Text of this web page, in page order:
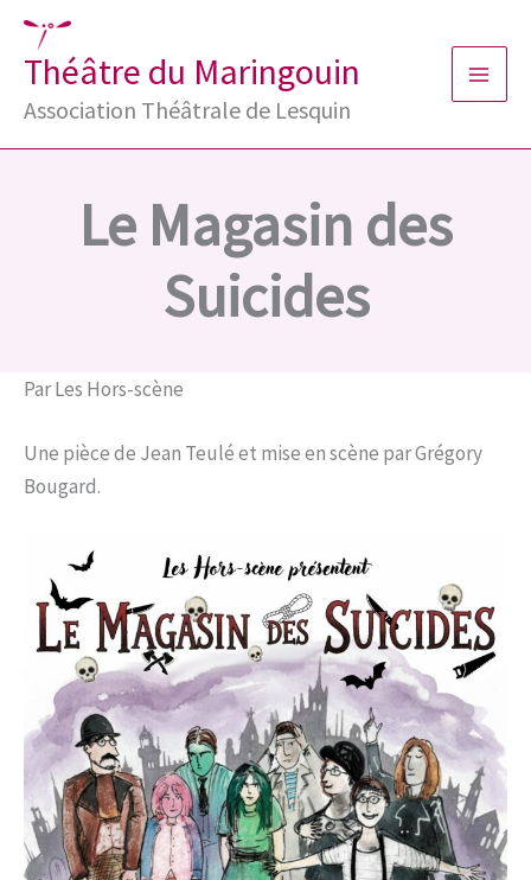
Aller
contenu
Théâtre du Maringouin
Association Théâtrale de Lesquin
Le Magasin des
Suicides
ParLes Hors-scène
Une pièce de Jean Teulé et mise en scène par Grégory
Bougard.